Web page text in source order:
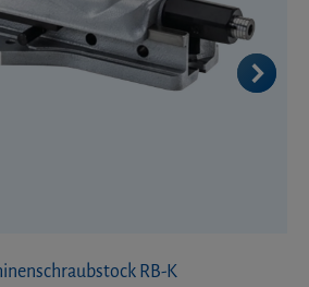
RB-K